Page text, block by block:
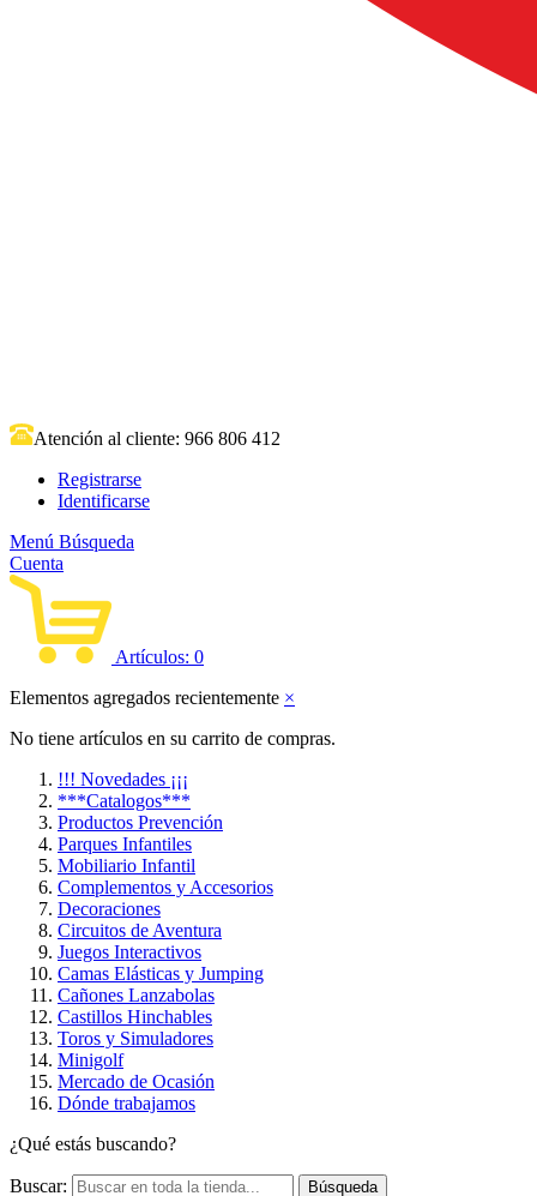
Atención al cliente: 966 806 412
Registrarse
Identificarse
Menú Búsqueda
Cuenta
Artículos: 0
Elementos agregados recientemente ×
No tiene artículos en su carrito de compras.
!!! Novedades ¡¡¡
***Catalogos***
Productos Prevención
Parques Infantiles
Mobiliario Infantil
Complementos y Accesorios
Decoraciones
Circuitos de Aventura
Juegos Interactivos
Camas Elásticas y Jumping
Cañones Lanzabolas
Castillos Hinchables
Toros y Simuladores
Minigolf
Mercado de Ocasión
Dónde trabajamos
¿Qué estás buscando?
Buscar: Búsqueda